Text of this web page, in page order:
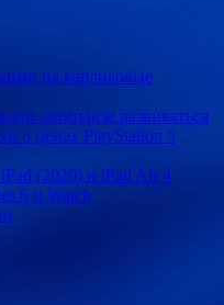
на карликовые
шимпанзе развиваться
о ценах PlayStation 5
(2020) и iPad Air 4
6 и Watch